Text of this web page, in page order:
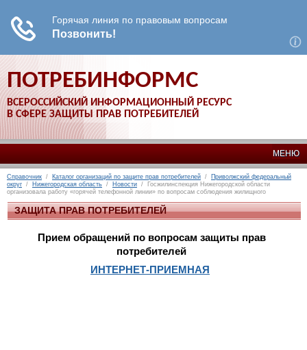
ПОТРЕБИНФОРМС
ВСЕРОССИЙСКИЙ ИНФОРМАЦИОННЫЙ РЕСУРС
В СФЕРЕ ЗАЩИТЫ ПРАВ ПОТРЕБИТЕЛЕЙ
МЕНЮ
Справочник / Каталог организаций по защите прав потребителей / Приволжский федеральный
округ / Нижегородская область / Новости / Госжилинспекция Нижегородской области
организовала работу «горячей телефонной линии» по вопросам соблюдения жилищного
ЗАЩИТА ПРАВ ПОТРЕБИТЕЛЕЙ
Прием обращений по вопросам защиты прав
потребителей
ИНТЕРНЕТ-ПРИЕМНАЯ